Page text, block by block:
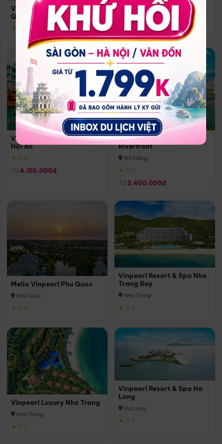
Vinpearl Resort & Spa Phu
Quoc
★ 5.0
Quoc
Phú Quốc
★ 5.0
Vinpearl Resort & Golf Nam
Hội An
★ 5.0
Từ 4,150,000đ
Melia Vinpearl Danang
Riverfront
Đà Nẵng
★ 5.0
Từ 2,400,000đ
Melia Vinpearl Phu Quoc
Phú Quốc
★ 5.0
Vinpearl Resort & Spa Nha
Trang Bay
Nha Trang
★ 5.0
Vinpearl Luxury Nha Trang
Nha Trang
★ 5.0
Vinpearl Resort & Spa Ha
Long
Hạ Long
★ 5.0